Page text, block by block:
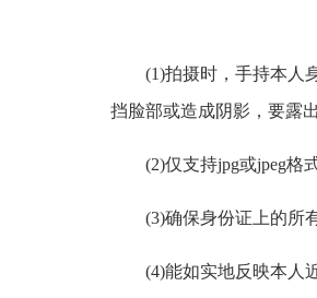
(1)拍摄时，手持本人
挡脸部或造成阴影，要露
(2)仅支持jpg或jpeg格
(3)确保身份证上的所
(4)能如实地反映本人